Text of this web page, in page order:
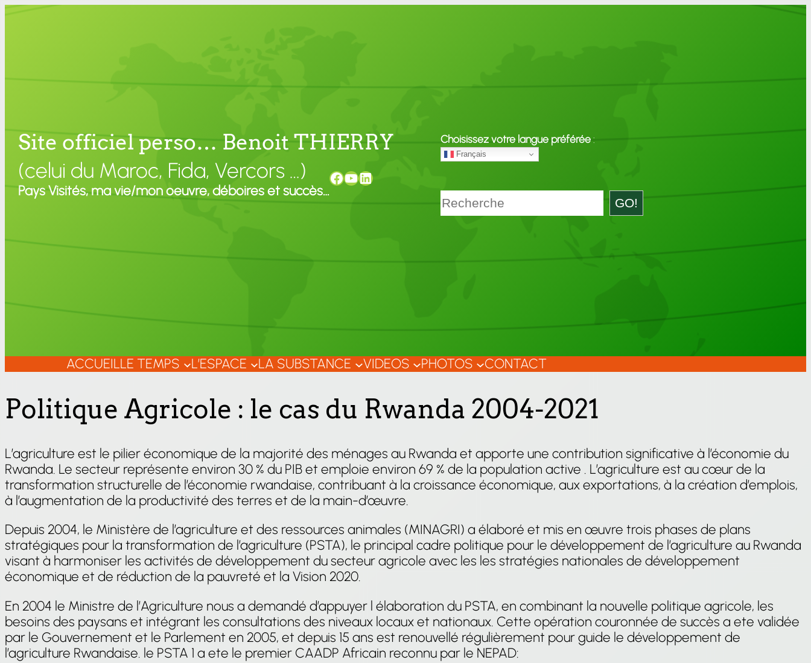
Site officiel perso… Benoit THIERRY
(celui du Maroc, Fida, Vercors …)
Pays Visités, ma vie/mon oeuvre, déboires et succès…
Facebook
YouTube
LinkedIn
Choisissez votre langue préférée:
Français
Rechercher GO!
ACCUEILLE TEMPS L’ESPACE LA SUBSTANCE VIDEOS PHOTOS CONTACT
Politique Agricole : le cas du Rwanda 2004-2021
L’agriculture est le pilier économique de la majorité des ménages au Rwanda et apporte une contribution significative à l’économie du
Rwanda. Le secteur représente environ 30 % du PIB et emploie environ 69 % de la population active . L’agriculture est au cœur de la
transformation structurelle de l’économie rwandaise, contribuant à la croissance économique, aux exportations, à la création d’emplois,
à l’augmentation de la productivité des terres et de la main-d’œuvre.
Depuis 2004, le Ministère de l’agriculture et des ressources animales (MINAGRI) a élaboré et mis en œuvre trois phases de plans
stratégiques pour la transformation de l’agriculture (PSTA), le principal cadre politique pour le développement de l’agriculture au Rwanda
visant à harmoniser les activités de développement du secteur agricole avec les les stratégies nationales de développement
économique et de réduction de la pauvreté et la Vision 2020.
En 2004 le Ministre de l’Agriculture nous a demandé d’appuyer l élaboration du PSTA, en combinant la nouvelle politique agricole, les
besoins des paysans et intégrant les consultations des niveaux locaux et nationaux. Cette opération couronnée de succès a ete validée
par le Gouvernement et le Parlement en 2005, et depuis 15 ans est renouvellé régulièrement pour guide le développement de
l’agriculture Rwandaise. le PSTA 1 a ete le premier CAADP Africain reconnu par le NEPAD: